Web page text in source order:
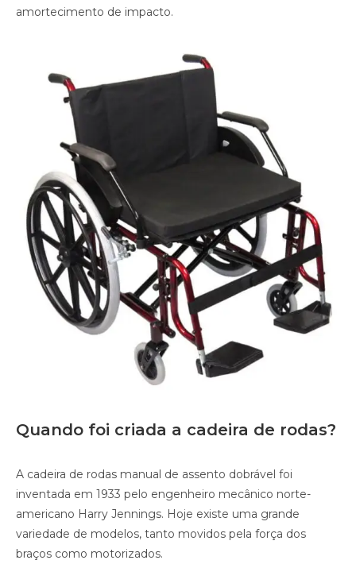
amortecimento de impacto.
Quando foi criada a cadeira de rodas?
A cadeira de rodas manual de assento dobrável foi
inventada em 1933 pelo engenheiro mecânico norte-
americano Harry Jennings. Hoje existe uma grande
variedade de modelos, tanto movidos pela força dos
braços como motorizados.